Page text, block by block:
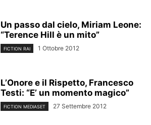
Un passo dal cielo, Miriam Leone:
“Terence Hill è un mito”
FICTION RAI 1 Ottobre 2012
L’Onore e il Rispetto, Francesco
Testi: “E’ un momento magico”
FICTION MEDIASET 27 Settembre 2012